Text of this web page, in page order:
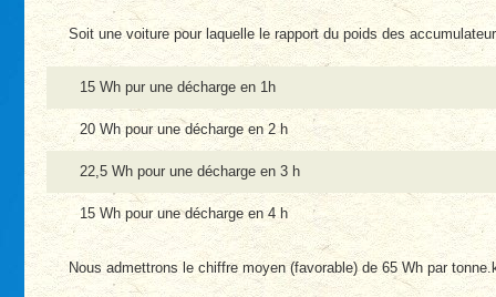
Soit une voiture pour laquelle le rapport du poids des
15 Wh pur une décharge en 1h
20 Wh pour une décharge en 2 h
22,5 Wh pour une décharge en 3 h
15 Wh pour une décharge en 4 h
Nous admettrons le chiffre moyen (favorable) de 65 Wh par